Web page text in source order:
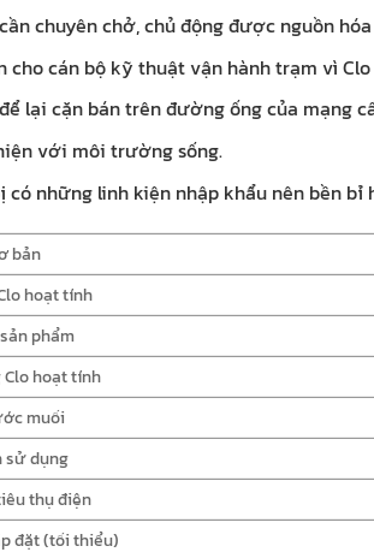
chuyên chở, chủ động được nguồn
cho cán bộ kỹ thuật vận hành trạm vì
lại cặn bán trên đường ống của mạng
với môi trường sống.
có những linh kiện nhập khẩu nên bền
bản
hoạt tính
phẩm
hoạt tính
muối
sử dụng
thụ điện
đặt (tối thiểu)